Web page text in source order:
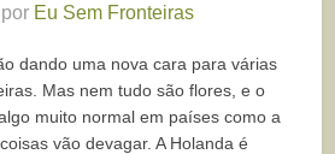
Eu Sem Fronteiras
dando uma nova cara para várias
Mas nem tudo são flores, e o
muito normal em países como a
vão devagar. A Holanda é